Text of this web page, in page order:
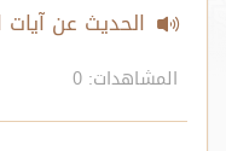
الحديث عن آيات
المشاهدات: 0